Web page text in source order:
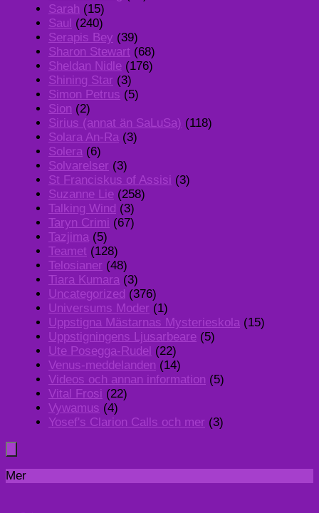
Sarah (15)
Saul (240)
Serapis Bey (39)
Sharon Stewart (68)
Sheldan Nidle (176)
Shining Star (3)
Simon Petrus (5)
Sion (2)
Sirius (annat än SaLuSa) (118)
Solara An-Ra (3)
Solera (6)
Solvarelser (3)
St Franciskus of Assisi (3)
Suzanne Lie (258)
Talking Wind (3)
Taryn Crimi (67)
Tazjima (5)
Teamet (128)
Telosianer (48)
Tiara Kumara (3)
Uncategorized (376)
Universums Moder (1)
Uppstigna Mästarnas Mysterieskola (15)
Uppstigningens Ljusarbeare (5)
Ute Posegga-Rudel (22)
Venus-meddelanden (14)
Videos och annan information (5)
Vital Frosi (22)
Vywamus (4)
Yosef's Clarion Calls och mer (3)
Mer